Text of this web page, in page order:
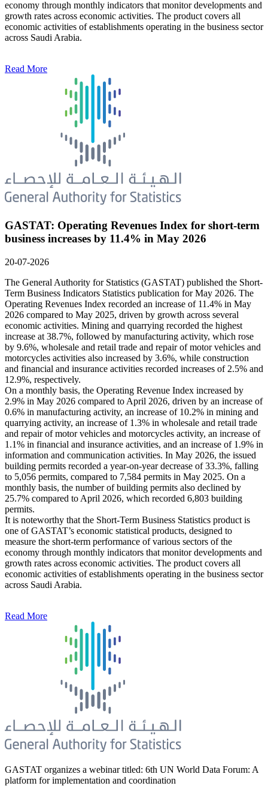
economy through monthly indicators that monitor developments and
growth rates across economic activities. The product covers all
economic activities of establishments operating in the business sector
across Saudi Arabia.
Read More
GASTAT: Operating Revenues Index for short-term
business increases by 11.4% in May 2026
20-07-2026
The General Authority for Statistics (GASTAT) published the Short-
Term Business Indicators Statistics publication for May 2026. The
Operating Revenues Index recorded an increase of 11.4% in May
2026 compared to May 2025, driven by growth across several
economic activities. Mining and quarrying recorded the highest
increase at 38.7%, followed by manufacturing activity, which rose
by 9.6%, wholesale and retail trade and repair of motor vehicles and
motorcycles activities also increased by 3.6%, while construction
and financial and insurance activities recorded increases of 2.5% and
12.9%, respectively.
On a monthly basis, the Operating Revenue Index increased by
2.9% in May 2026 compared to April 2026, driven by an increase of
0.6% in manufacturing activity, an increase of 10.2% in mining and
quarrying activity, an increase of 1.3% in wholesale and retail trade
and repair of motor vehicles and motorcycles activity, an increase of
1.1% in financial and insurance activities, and an increase of 1.9% in
information and communication activities. In May 2026, the issued
building permits recorded a year-on-year decrease of 33.3%, falling
to 5,056 permits, compared to 7,584 permits in May 2025. On a
monthly basis, the number of building permits also declined by
25.7% compared to April 2026, which recorded 6,803 building
permits.
It is noteworthy that the Short-Term Business Statistics product is
one of GASTAT’s economic statistical products, designed to
measure the short-term performance of various sectors of the
economy through monthly indicators that monitor developments and
growth rates across economic activities. The product covers all
economic activities of establishments operating in the business sector
across Saudi Arabia.
Read More
GASTAT organizes a webinar titled: 6th UN World Data Forum: A
platform for implementation and coordination